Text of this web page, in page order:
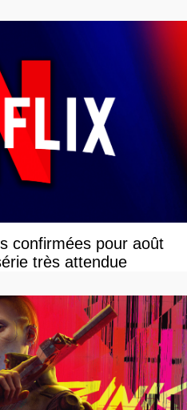
confirmées pour août
très attendue